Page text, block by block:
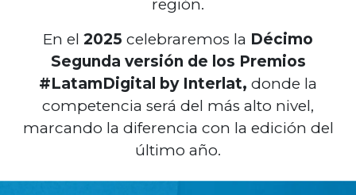
región.
En el 2025 celebraremos la Décimo
Segunda versión de los Premios
#LatamDigital by Interlat, donde la
competencia será del más alto nivel,
marcando la diferencia con la edición del
último año.